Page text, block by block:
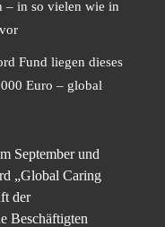
– in so vielen wie in
Fund liegen dieses
Euro – global
September und
„Global Caring
der
Beschäftigten